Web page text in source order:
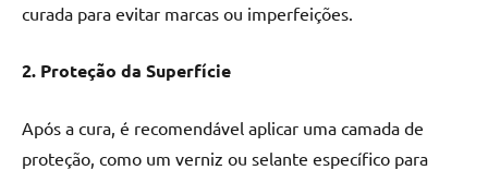
curada para evitar marcas ou imperfeições.
2. Proteção da Superfície
Após a cura, é recomendável aplicar uma camada de
proteção, como um verniz ou selante específico para